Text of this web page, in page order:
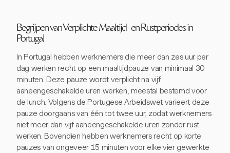
Begrijpen van Verplichte Maaltijd- en Rustperiodes in
Portugal
In Portugal hebben werknemers die meer dan zes uur per
dag werken recht op een maaltijdpauze van minimaal 30
minuten. Deze pauze wordt verplicht na vijf
aaneengeschakelde uren werken, meestal bestemd voor
de lunch. Volgens de Portugese Arbeidswet varieert deze
pauze doorgaans van één tot twee uur, zodat werknemers
niet meer dan vijf aaneengeschakelde uren zonder rust
werken. Bovendien hebben werknemers recht op korte
pauzes van ongeveer 15 minuten voor elke vier gewerkte